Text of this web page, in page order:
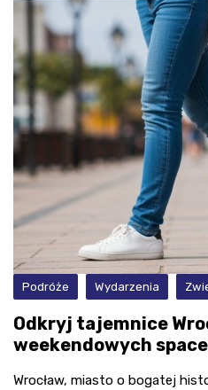
Podróże Wydarzenia
Odkryj tajemnice
weekendowych
Wrocław, miasto o bogatej